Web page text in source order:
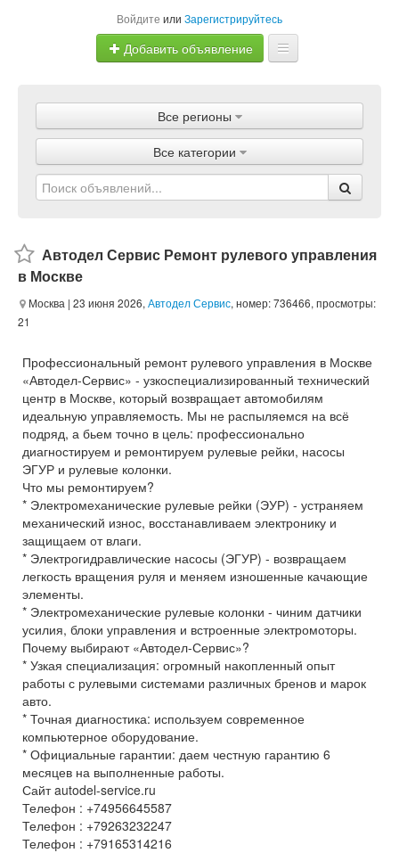
Войдите или Зарегистрируйтесь
Добавить объявление
Объявления
Магазины
Услуги
Все регионы
Все категории
Автодел Сервис Ремонт рулевого управления
в Москве
Москва | 23 июня 2026, Автодел Сервис, номер: 736466, просмотры:
21
Профессиональный ремонт рулевого управления в Москве
«Автодел-Сервис» - узкоспециализированный технический
центр в Москве, который возвращает автомобилям
идеальную управляемость. Мы не распыляемся на всё
подряд, а бьем точно в цель: профессионально
диагностируем и ремонтируем рулевые рейки, насосы
ЭГУР и рулевые колонки.
Что мы ремонтируем?
* Электромеханические рулевые рейки (ЭУР) - устраняем
механический износ, восстанавливаем электронику и
защищаем от влаги.
* Электрогидравлические насосы (ЭГУР) - возвращаем
легкость вращения руля и меняем изношенные качающие
элементы.
* Электромеханические рулевые колонки - чиним датчики
усилия, блоки управления и встроенные электромоторы.
Почему выбирают «Автодел-Сервис»?
* Узкая специализация: огромный накопленный опыт
работы с рулевыми системами различных бренов и марок
авто.
* Точная диагностика: используем современное
компьютерное оборудование.
* Официальные гарантии: даем честную гарантию 6
месяцев на выполненные работы.
Сайт autodel-service.ru
Телефон : +74956645587
Телефон : +79263232247
Телефон : +79165314216